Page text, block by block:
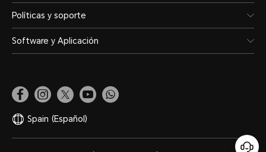
Políticas y soporte
Software y Aplicación
Spain (Español)